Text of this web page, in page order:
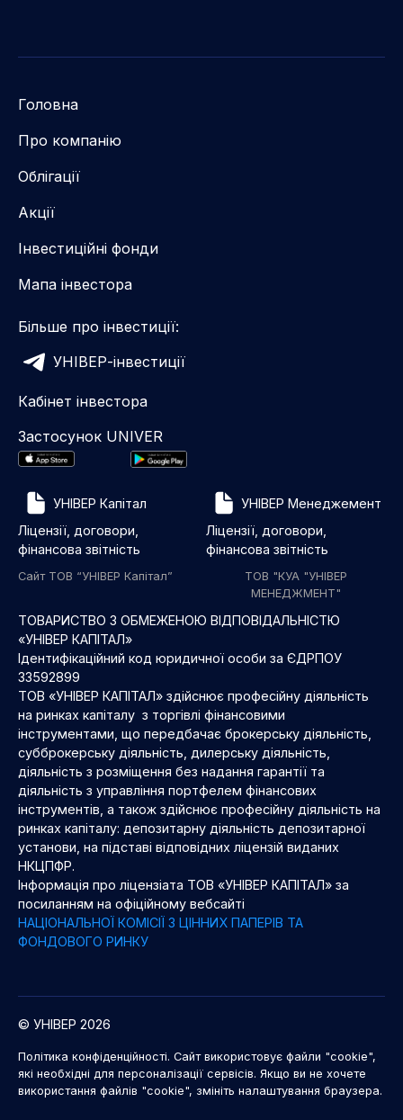
Головна
Про компанію
Облігації
Акції
Інвестиційні фонди
Мапа інвестора
Більше про інвестиції:
УНІВЕР-інвестиції
Кабінет інвестора
Застосунок UNIVER
УНІВЕР Капітал
Ліцензії, договори,
фінансова звітність
Сайт ТОВ “УНІВЕР Капітал”
УНІВЕР Менеджемент
Ліцензії, договори,
фінансова звітність
ТОВ "КУА "УНІВЕР
МЕНЕДЖМЕНТ"
ТОВАРИСТВО З ОБМЕЖЕНОЮ ВІДПОВІДАЛЬНІСТЮ
«УНІВЕР КАПІТАЛ»
Ідентифікаційний код юридичної особи за ЄДРПОУ
33592899
ТОВ «УНІВЕР КАПІТАЛ» здійснює професійну діяльність
на ринках капіталу з торгівлі фінансовими
інструментами, що передбачає брокерську діяльність,
субброкерську діяльність, дилерську діяльність,
діяльність з розміщення без надання гарантії та
діяльність з управління портфелем фінансових
інструментів, а також здійснює професійну діяльність на
ринках капіталу: депозитарну діяльність депозитарної
установи, на підставі відповідних ліцензій виданих
НКЦПФР.
Інформація про ліцензіата ТОВ «УНІВЕР КАПІТАЛ» за
посиланням на офіційному вебсайті
НАЦІОНАЛЬНОЇ КОМІСІЇ З ЦІННИХ ПАПЕРІВ ТА
ФОНДОВОГО РИНКУ
© УНІВЕР 2026
Політика конфіденційності. Сайт використовує файли "cookie",
які необхідні для персоналізації сервісів. Якщо ви не хочете
використання файлів "cookie", змініть налаштування браузера.